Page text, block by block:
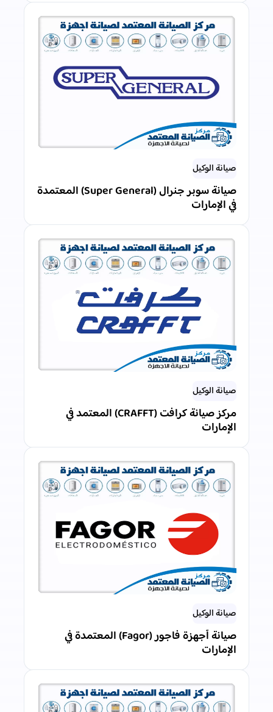
صيانة الوكيل
صيانة سوبر جنرال (Super General) المعتمدة
في الإمارات
صيانة الوكيل
مركز صيانة كرافت (CRAFFT) المعتمد في
الإمارات
صيانة الوكيل
صيانة أجهزة فاجور (Fagor) المعتمدة في
الإمارات